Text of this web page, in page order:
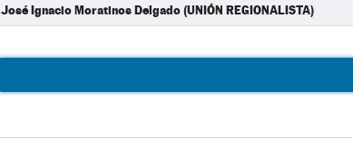
José Ignacio Moratinos Delgado (UNIÓN REGIONALISTA)